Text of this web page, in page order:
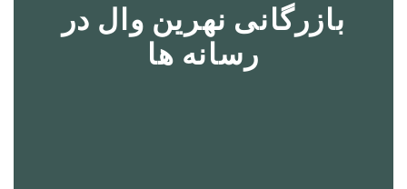
بازرگانی نهرین وال در
رسانه ها